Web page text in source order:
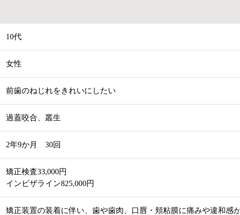
10代
女性
前歯のねじれをきれいにしたい
過蓋咬合、叢生
2年9か月 30回
矯正検査33,000円
インビザライン825,000円
矯正装置の装着に伴い、歯や歯肉、口唇・頬粘膜に痛みや違和感